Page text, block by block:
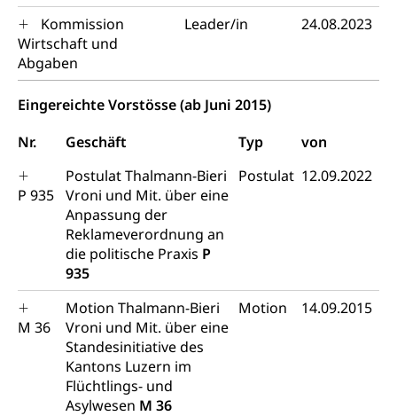
Kommission
Wirtschaft und
Abgaben
Leader/in 24.08.2023
Eingereichte Vorstösse (ab Juni 2015)
Nr.
Geschäft Typ von
P 935
Postulat Thalmann-Bieri
Vroni und Mit. über eine
Anpassung der
Reklameverordnung an
die politische Praxis P
935
Postulat 12.09.2022
M 36
Motion Thalmann-Bieri
Vroni und Mit. über eine
Standesinitiative des
Kantons Luzern im
Flüchtlings- und
Asylwesen M 36
Motion 14.09.2015
Grundeigentümerabfrage
Strom, Energieversorgung, Stromversorgung,
Energieverbrauch, Stromverbrauch, Energiequelle,
Windenergie, Wasserkraft, Sonnenenergie, fossile
Energie, erneuerbare Energie, Biomasse
Energiefachstellenkonferenz Zentralschweiz
Grundbuch
Grundbucheintrag, Grundbuchamt,
Grundeigentum, Grundstück
Grundbuch
Grundbuchplan mit Eigentümerabfrage
(Geoportal)
Luft und Klima
Luftreinhaltung, Luftverschmutzung, Klimaschutz,
Klimaveränderung, Treibhauseffekt
Atmosphäre, Luft, Klima (Geoportal)
Klima
Raumplanung
Raumplan, Nutzungsplan
Raumdatenpool
Richtplanung Kanton Luzern (ARE)
Raum und Wirtschaft rawi